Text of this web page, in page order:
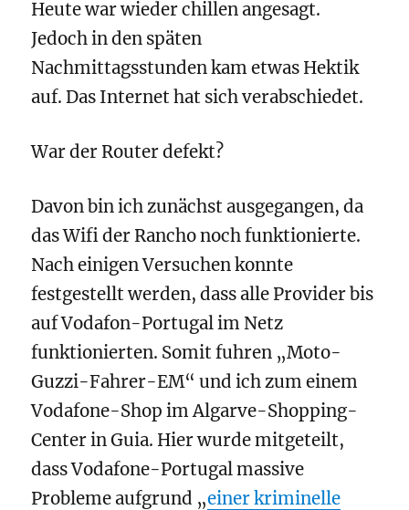
Heute war wieder chillen angesagt.
Jedoch in den späten
Nachmittagsstunden kam etwas Hektik
auf. Das Internet hat sich verabschiedet.
War der Router defekt?
Davon bin ich zunächst ausgegangen, da
das Wifi der Rancho noch funktionierte.
Nach einigen Versuchen konnte
festgestellt werden, dass alle Provider bis
auf Vodafon-Portugal im Netz
funktionierten. Somit fuhren „Moto-
Guzzi-Fahrer-EM“ und ich zum einem
Vodafone-Shop im Algarve-Shopping-
Center in Guia. Hier wurde mitgeteilt,
dass Vodafone-Portugal massive
Probleme aufgrund „einer kriminelle